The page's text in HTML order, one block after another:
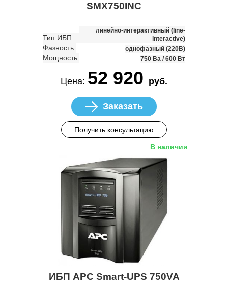
SMX750INC
Тип ИБП:
линейно-интерактивный (line-
interactive)
Фазность: однофазный (220В)
Мощность: 750 Ва / 600 Вт
Цена: 52 920 руб.
Заказать
Получить консультацию
В наличии
ИБП APC Smart-UPS 750VA